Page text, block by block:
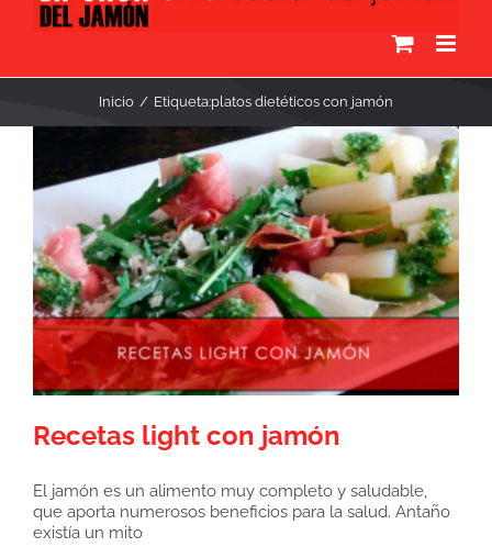
Inicio Etiqueta:platos dietéticos con jamón
Recetas light con jamón
El jamón es un alimento muy completo y saludable,
que aporta numerosos beneficios para la salud. Antaño
existía un mito